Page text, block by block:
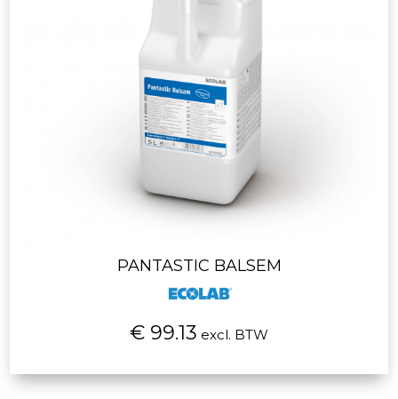
PANTASTIC BALSEM
€ 99.13 excl. BTW